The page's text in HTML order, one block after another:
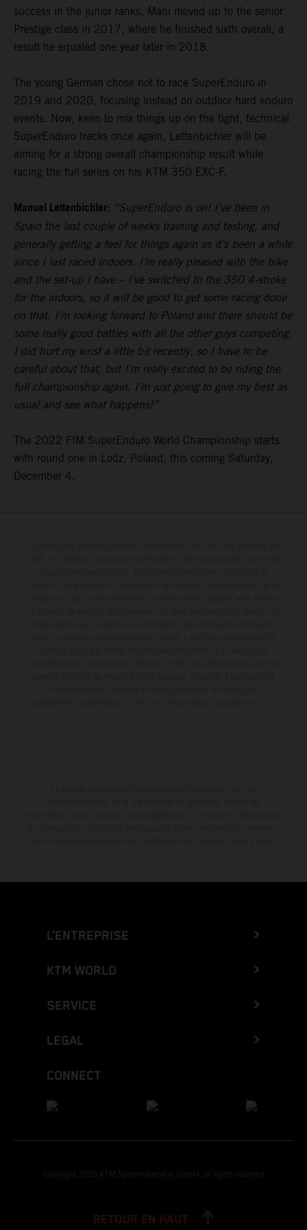
success in the junior ranks, Mani moved up to the senior
Prestige class in 2017, where he finished sixth overall, a
result he equaled one year later in 2018.
The young German chose not to race SuperEnduro in
2019 and 2020, focusing instead on outdoor hard enduro
events. Now, keen to mix things up on the tight, technical
SuperEnduro tracks once again, Lettenbichler will be
aiming for a strong overall championship result while
racing the full series on his KTM 350 EXC-F.
Manuel Lettenbichler: “SuperEnduro is on! I’ve been in
Spain the last couple of weeks training and testing, and
generally getting a feel for things again as it’s been a while
since I last raced indoors. I’m really pleased with the bike
and the set-up I have – I’ve switched to the 350 4-stroke
for the indoors, so it will be good to get some racing done
on that. I’m looking forward to Poland and there should be
some really good battles with all the other guys competing.
I did hurt my wrist a little bit recently, so I have to be
careful about that, but I’m really excited to be riding the
full championship again. I’m just going to give my best as
usual and see what happens!”
The 2022 FIM SuperEnduro World Championship starts
with round one in Lodz, Poland, this coming Saturday,
December 4.
L’ENTREPRISE
KTM WORLD
SERVICE
LEGAL
CONNECT
Copyright 2026 KTM Sportmotorcycle GmbH, all rights reserved
RETOUR EN HAUT